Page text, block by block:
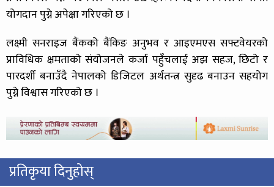
योगदान पुग्ने अपेक्षा गरिएको छ ।
लक्ष्मी सनराइज बैंकको बैंकिङ अनुभव र आइएमएस सफ्टवेयरको
प्राविधिक क्षमताको संयोजनले कर्जा पहुँचलाई अझ सहज, छिटो र
पारदर्शी बनाउँदै नेपालको डिजिटल अर्थतन्त्र सुदृढ बनाउन सहयोग
पुग्ने विश्वास गरिएको छ ।
प्रतिकृया दिनुहोस्